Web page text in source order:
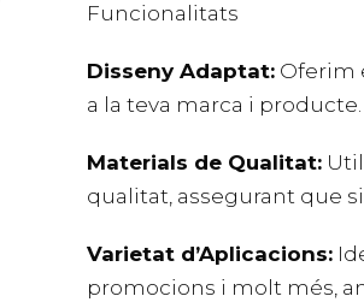
Funcionalitats
Disseny Adaptat: Oferim
a la teva marca i producte.
Materials de Qualitat:
qualitat, assegurant que
Varietat d’Aplicacions:
promocions i molt més,